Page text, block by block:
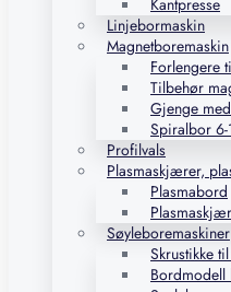
Kantpresse
Linjebormaskin
Magnetboremaskin
Forlengere
Tilbehør
Gjenge
Spiralbor
Profilvals
Plasmaskjærer,
Plasmabord
Søyleboremaskiner
Skrustikke
Bordmodell